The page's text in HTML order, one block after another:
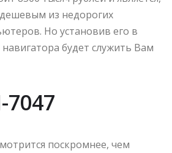
из недорогих
Но установив его в
будет служить Вам
7047
поскромнее, чем